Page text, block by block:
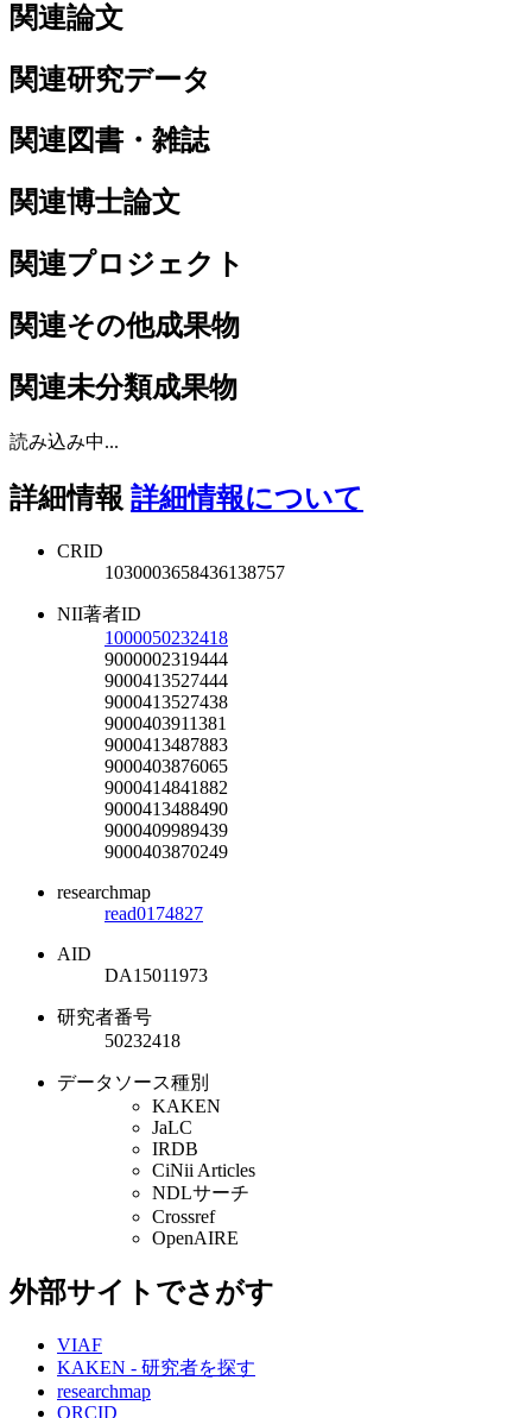
関連論文
関連研究データ
関連図書・雑誌
関連博士論文
関連プロジェクト
関連その他成果物
関連未分類成果物
読み込み中...
詳細情報 詳細情報について
CRID
1030003658436138757
NII著者ID
1000050232418
9000002319444
9000413527444
9000413527438
9000403911381
9000413487883
9000403876065
9000414841882
9000413488490
9000409989439
9000403870249
researchmap
read0174827
AID
DA15011973
研究者番号
50232418
データソース種別
KAKEN
JaLC
IRDB
CiNii Articles
NDLサーチ
Crossref
OpenAIRE
外部サイトでさがす
VIAF
KAKEN - 研究者を探す
researchmap
ORCID